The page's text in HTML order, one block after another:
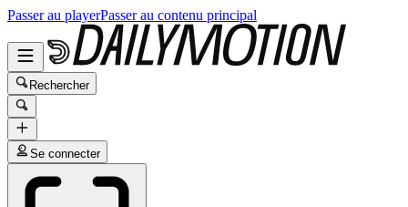
Passer au playerPasser au contenu principal
Rechercher
Se connecter